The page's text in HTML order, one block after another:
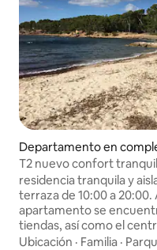
Departamento en
residencial en Saint-
r-sur-Mer
T2 nuevo confort
fibra wifi6
residencia tranquila y
terraza de 10:00 a 20:00.
apartamento se
tiendas, así como el
centro de salud.
Ubicación · Familia ·